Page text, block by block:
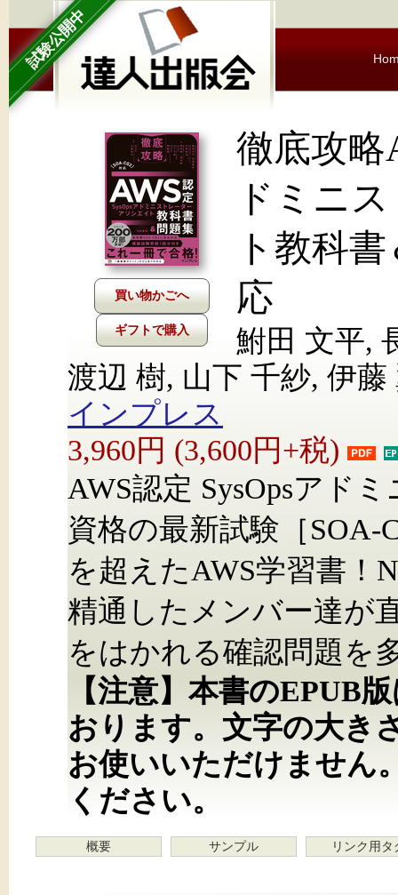
試験公開中
ギフトで購入
徹底攻略
ドミニ
ト教科
応
鮒田 文平,
渡辺 樹, 山下 千紗, 伊藤
インプレス
3,960円 (3,600円+税)
AWS認定 SysOpsアド
資格の最新試験［SOA-
を超えたAWS学習書！
精通したメンバー達が
をはかれる確認問題を
【注意】本書のEPUB
おります。文字の大き
お使いいただけません
ください。
概要 サンプル リンク用タ